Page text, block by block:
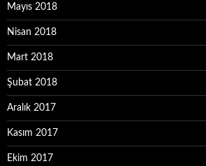
Mayıs 2018
Nisan 2018
Mart 2018
Şubat 2018
Aralık 2017
Kasım 2017
Ekim 2017